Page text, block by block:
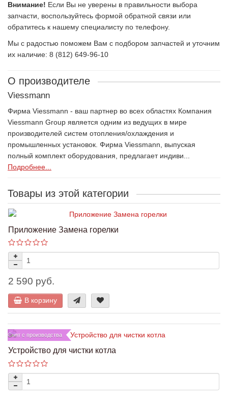
Внимание! Если Вы не уверены в правильности выбора
запчасти, воспользуйтесь формой обратной связи или
обратитесь к нашему специалисту по телефону.
Мы с радостью поможем Вам с подбором запчастей и уточним
их наличие: 8 (812) 649-96-10
О производителе
Viessmann
Фирма Viessmann - ваш партнер во всех областях Компания
Viessmann Group является одним из ведущих в мире
производителей систем отопления/охлаждения и
промышленных установок. Фирма Viessmann, выпуская
полный комплект оборудования, предлагает индиви...
Подробнее...
Товары из этой категории
Приложение Замена горелки
2 590 руб.
В корзину
Снят с производства
Устройство для чистки котла